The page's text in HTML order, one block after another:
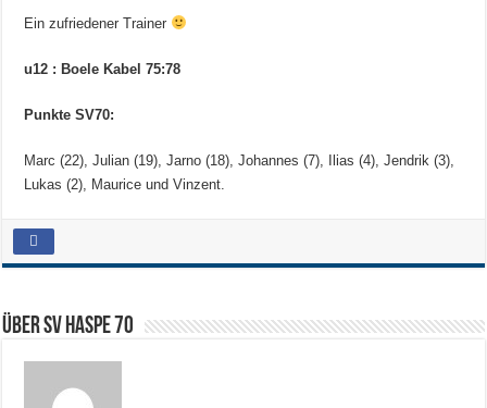
Ein zufriedener Trainer
u12 : Boele Kabel 75:78
Punkte SV70:
Marc (22), Julian (19), Jarno (18), Johannes (7), Ilias (4), Jendrik (3),
Lukas (2), Maurice und Vinzent.
Über SV HASPE 70